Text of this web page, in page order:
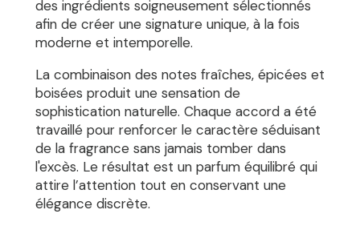
des ingrédients soigneusement sélectionnés
afin de créer une signature unique, à la fois
moderne et intemporelle.
La combinaison des notes fraîches, épicées et
boisées produit une sensation de
sophistication naturelle. Chaque accord a été
travaillé pour renforcer le caractère séduisant
de la fragrance sans jamais tomber dans
l'excès. Le résultat est un parfum équilibré qui
attire l’attention tout en conservant une
élégance discrète.